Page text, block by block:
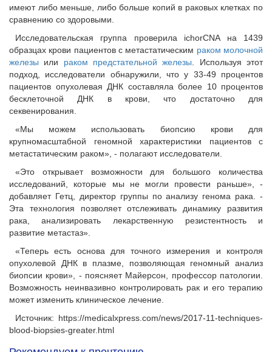
имеют либо меньше, либо больше копий в раковых клетках по
сравнению со здоровыми.
Исследовательская группа проверила ichorCNA на 1439
образцах крови пациентов с метастатическим раком молочной
железы или раком предстательной железы. Используя этот
подход, исследователи обнаружили, что у 33-49 процентов
пациентов опухолевая ДНК составляла более 10 процентов
бесклеточной ДНК в крови, что достаточно для
секвенирования.
«Мы можем использовать биопсию крови для
крупномасштабной геномной характеристики пациентов с
метастатическим раком», - полагают исследователи.
«Это открывает возможности для большого количества
исследований, которые мы не могли провести раньше», -
добавляет Гетц, директор группы по анализу генома рака. -
Эта технология позволяет отслеживать динамику развития
рака, анализировать лекарственную резистентность и
развитие метастаз».
«Теперь есть основа для точного измерения и контроля
опухолевой ДНК в плазме, позволяющая геномный анализ
биопсии крови», - поясняет Майерсон, профессор патологии.
Возможность неинвазивно контролировать рак и его терапию
может изменить клиническое лечение.
Источник: https://medicalxpress.com/news/2017-11-techniques-
blood-biopsies-greater.html